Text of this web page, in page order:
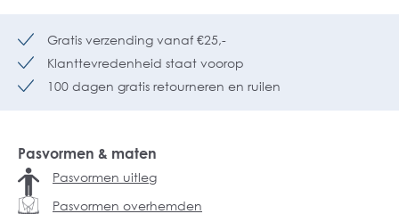
Gratis verzending vanaf €25,-
Klanttevredenheid staat voorop
100 dagen gratis retourneren en ruilen
Pasvormen & maten
Pasvormen uitleg
Pasvormen overhemden